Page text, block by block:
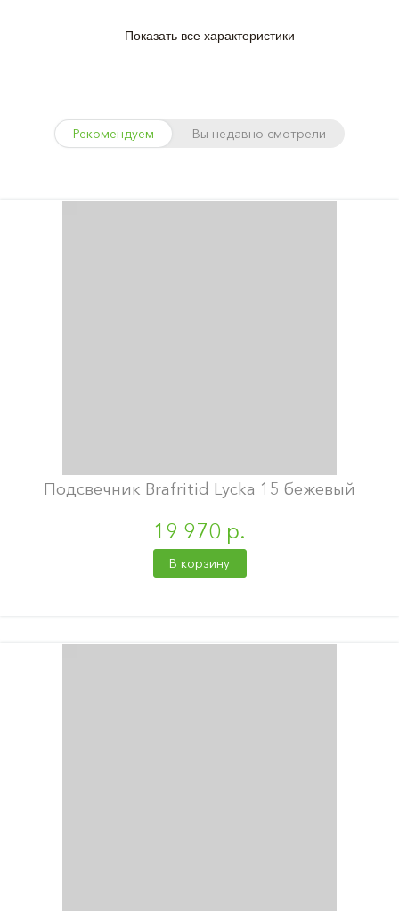
Показать все характеристики
Рекомендуем Вы недавно смотрели
Подсвечник Brafritid Lycka 15 бежевый
19 970 р.
В корзину